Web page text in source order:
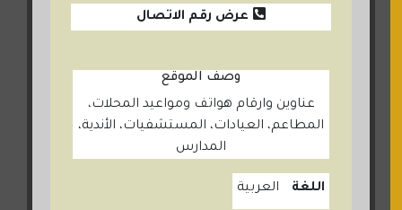
عرض رقم الاتصال
وصف الموقع
عناوين وارقام هواتف ومواعيد المحلات،
المطاعم، العيادات، المستشفيات، الأندية،
المدارس
اللغة العربية